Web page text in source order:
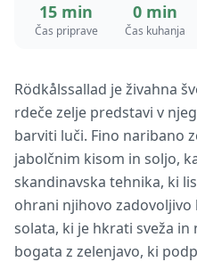
15 min
Čas priprave
0 min
Čas kuhanja
Rödkålssallad je živahna
rdeče zelje predstavi v
barviti luči. Fino naribano
jabolčnim kisom in soljo,
skandinavska tehnika, ki
ohrani njihovo
solata, ki je hkrati sveža
bogata z zelenjavo, ki